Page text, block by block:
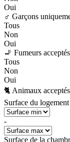
Oui
♂️ Garçons
Tous
Non
Oui
🚬 Fumeurs acceptés
Tous
Non
Oui
🐈 Animaux acceptés
Surface du logement
-
Surface de la